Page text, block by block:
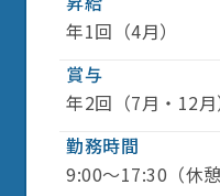
年1回（4月）
賞与
年2回（7月・12月
勤務時間
9:00～17:30（休